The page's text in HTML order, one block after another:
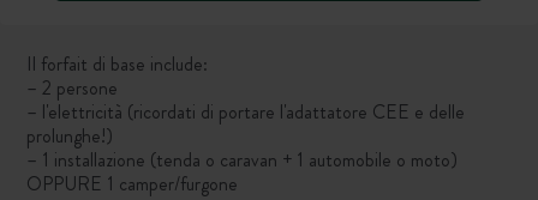
Il forfait di base include:
– 2 persone
– l'elettricità (ricordati di portare l'adattatore CEE e delle
prolunghe!)
– 1 installazione (tenda o caravan + 1 automobile o moto)
OPPURE 1 camper/furgone